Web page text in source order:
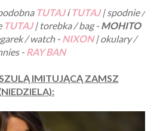
TUTAJ i TUTAJ| spodnie /
TUTAJ| torebka / bag - MOHITO
/ watch - NIXON| okulary /
- RAY BAN
IMITUJĄCĄ ZAMSZ